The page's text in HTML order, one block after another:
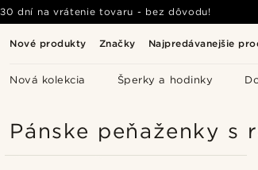
Nové produkty Značky Najpredávanejšie
Nová kolekcia Šperky a hodinky
30 dní na vrátenie tovaru - bez dôvodu!
Pánske peňaženky s